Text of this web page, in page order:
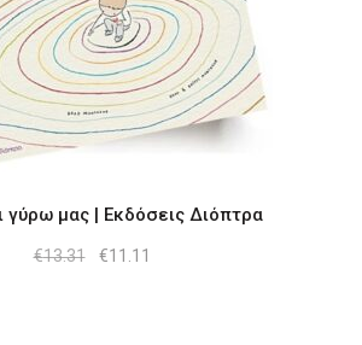
γύρω μας | Εκδόσεις Διόπτρα
€13.31
Original
€11.11